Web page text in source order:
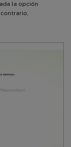
la opción